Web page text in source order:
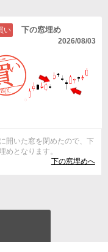
い 下の窓埋め
2026/08/03
開いた窓を閉めたので、下
めとなります。
下の窓埋めへ